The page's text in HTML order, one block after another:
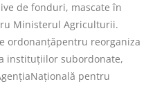
de fonduri, mascate în
Ministerul Agriculturii.
ordonanțăpentru reorganiza
instituțiilor subordonate,
pentru